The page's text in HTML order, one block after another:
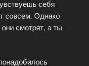
себя
совсем. Однако
они смотрят, а ты